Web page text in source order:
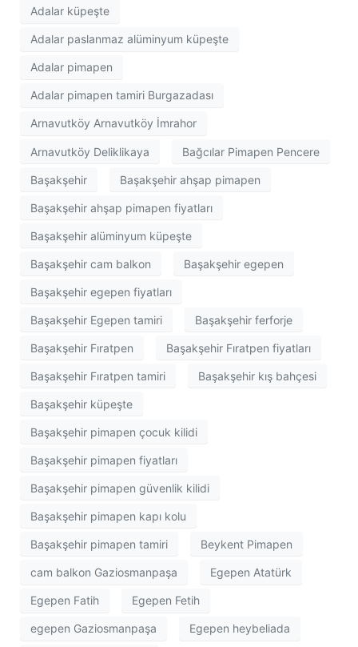
Adalar küpeşte
Adalar paslanmaz alüminyum küpeşte
Adalar pimapen
Adalar pimapen tamiri Burgazadası
Arnavutköy Arnavutköy İmrahor
Arnavutköy Deliklikaya Bağcılar Pimapen Pencere
Başakşehir Başakşehir ahşap pimapen
Başakşehir ahşap pimapen fiyatları
Başakşehir alüminyum küpeşte
Başakşehir cam balkon Başakşehir egepen
Başakşehir egepen fiyatları
Başakşehir Egepen tamiri Başakşehir ferforje
Başakşehir Fıratpen Başakşehir Fıratpen fiyatları
Başakşehir Fıratpen tamiri Başakşehir kış bahçesi
Başakşehir küpeşte
Başakşehir pimapen çocuk kilidi
Başakşehir pimapen fiyatları
Başakşehir pimapen güvenlik kilidi
Başakşehir pimapen kapı kolu
Başakşehir pimapen tamiri Beykent Pimapen
cam balkon Gaziosmanpaşa Egepen Atatürk
Egepen Fatih Egepen Fetih
egepen Gaziosmanpaşa Egepen heybeliada